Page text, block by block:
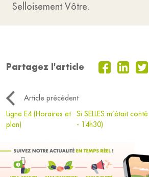
Selloisement Vôtre.
Partagez l'article
Article précédent
Ligne E4 (Horaires et
plan)
Si SELLES m’était
- 14h30)